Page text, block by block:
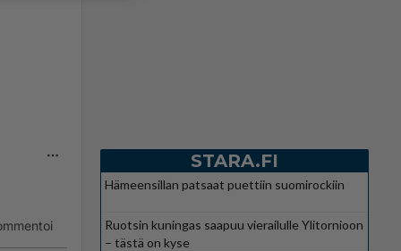
STARA.FI
Hämeensillan patsaat puettiin suomirockiin
Ruotsin kuningas saapuu vierailulle Ylitornioon
– tästä on kyse